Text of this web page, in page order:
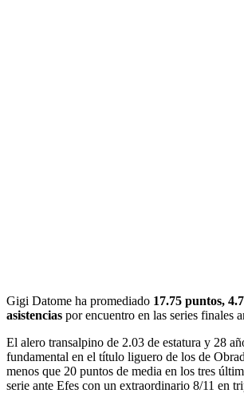
Gigi Datome ha promediado 17.75 puntos,
asistencias por encuentro en las series finales
El alero transalpino de 2.03 de estatura y 28
fundamental en el título liguero de los de
menos que 20 puntos de media en los tres
serie ante Efes con un extraordinario 8/11 en